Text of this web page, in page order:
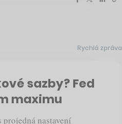
Rychlá zpráva
sazby? Fed
maximu
nastavení